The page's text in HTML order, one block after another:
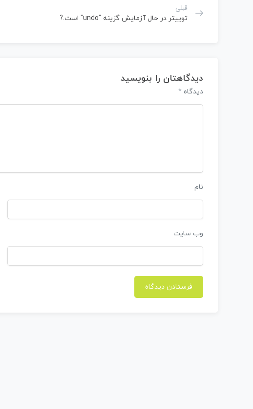
قبلی
توییتر در حال آزمایش گزینه "undo" است.?
دیدگاهتان را بنویسید
دیدگاه *
نام
وب‌ سایت